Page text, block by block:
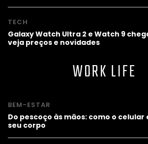
TECH
Galaxy Watch Ultra 2 e Watch 9
veja preços e novidades
WORK LIFE
BEM-ESTAR
Do pescoço às mãos: como o
seu corpo